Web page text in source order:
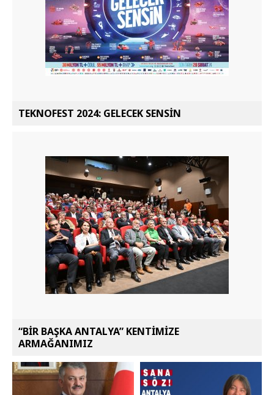
TEKNOFEST 2024: GELECEK SENSİN
“BİR BAŞKA ANTALYA” KENTİMİZE
ARMAĞANIMIZ